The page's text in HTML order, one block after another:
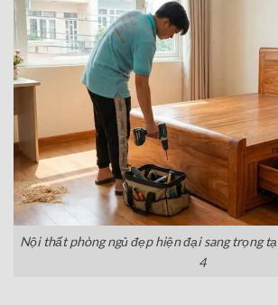
Nội thất phòng ngủ đẹp hiện đại sang trọng
4